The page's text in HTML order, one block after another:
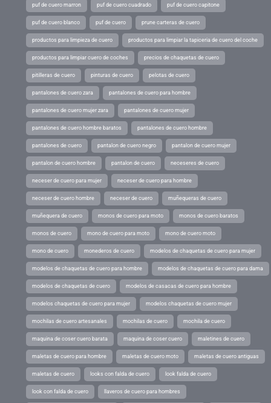
puf de cuero marron puf de cuero cuadrado puf de cuero capitone
puf de cuero blanco puf de cuero prune carteras de cuero
productos para limpieza de cuero productos para limpiar la tapiceria de cuero del coche
productos para limpiar cuero de coches precios de chaquetas de cuero
pitilleras de cuero pinturas de cuero pelotas de cuero
pantalones de cuero zara pantalones de cuero para hombre
pantalones de cuero mujer zara pantalones de cuero mujer
pantalones de cuero hombre baratos pantalones de cuero hombre
pantalones de cuero pantalon de cuero negro pantalon de cuero mujer
pantalon de cuero hombre pantalon de cuero neceseres de cuero
neceser de cuero para mujer neceser de cuero para hombre
neceser de cuero hombre neceser de cuero muñequeras de cuero
muñequera de cuero monos de cuero para moto monos de cuero baratos
monos de cuero mono de cuero para moto mono de cuero moto
mono de cuero monederos de cuero modelos de chaquetas de cuero para mujer
modelos de chaquetas de cuero para hombre modelos de chaquetas de cuero para dama
modelos de chaquetas de cuero modelos de casacas de cuero para hombre
modelos chaquetas de cuero para mujer modelos chaquetas de cuero mujer
mochilas de cuero artesanales mochilas de cuero mochila de cuero
maquina de coser cuero barata maquina de coser cuero maletines de cuero
maletas de cuero para hombre maletas de cuero moto maletas de cuero antiguas
maletas de cuero looks con falda de cuero look falda de cuero
look con falda de cuero llaveros de cuero para hombres